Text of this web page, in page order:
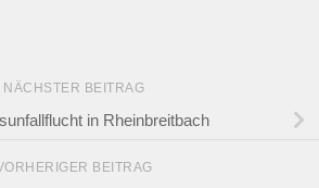
NÄCHSTER BEITRAG
in Rheinbreitbach
BEITRAG